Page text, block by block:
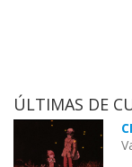
ÚLTIMAS DE